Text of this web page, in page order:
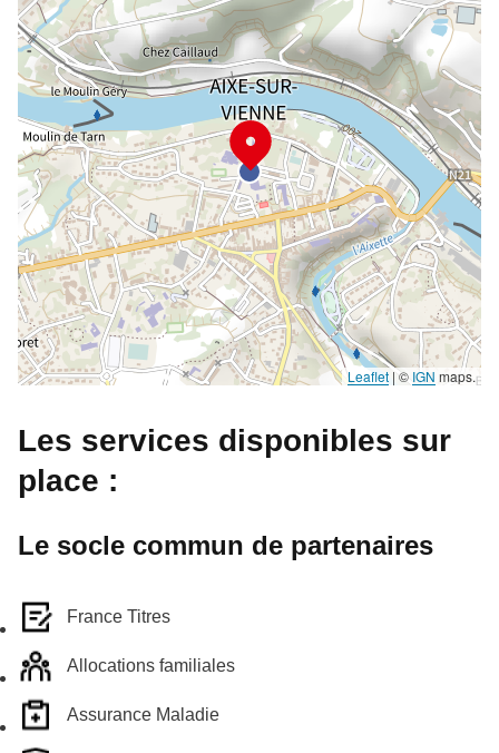
Leaflet |© IGN maps.
Les services disponibles sur
place :
Le socle commun de partenaires
France Titres
Allocations familiales
Assurance Maladie